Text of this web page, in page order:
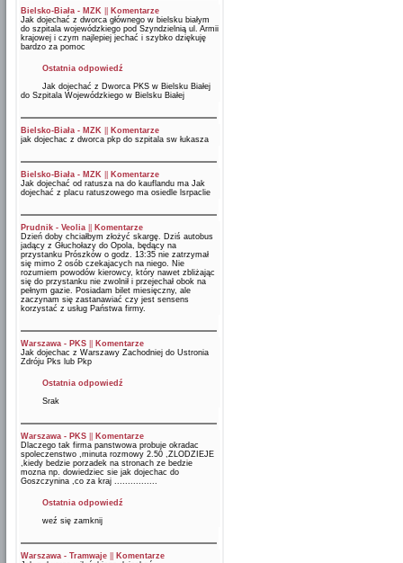
Bielsko-Biała - MZK
Komentarze
Jak dojechać z dworca głównego w bielsku białym
do szpitala wojewódzkiego pod Szyndzielnią ul. Armii
krajowej i czym najlepiej jechać i szybko dziękuję
bardzo za pomoc
Ostatnia odpowiedź
Jak dojechać z Dworca PKS w Bielsku Białej
do Szpitala Wojewódzkiego w Bielsku Białej
Bielsko-Biała - MZK
Komentarze
jak dojechac z dworca pkp do szpitala sw łukasza
Bielsko-Biała - MZK
Komentarze
Jak dojechać od ratusza na do kauflandu ma Jak
dojechać z placu ratuszowego ma osiedle lsrpaclie
Prudnik - Veolia
Komentarze
Dzień doby chciałbym złożyć skargę. Dziś autobus
jadący z Głuchołazy do Opola, będący na
przystanku Prószków o godz. 13:35 nie zatrzymał
się mimo 2 osób czekajacych na niego. Nie
rozumiem powodów kierowcy, który nawet zbliżając
się do przystanku nie zwolnił i przejechał obok na
pełnym gazie. Posiadam bilet miesięczny, ale
zaczynam się zastanawiać czy jest sensens
korzystać z usług Państwa firmy.
Warszawa - PKS
Komentarze
Jak dojechac z Warszawy Zachodniej do Ustronia
Zdróju Pks lub Pkp
Ostatnia odpowiedź
Srak
Warszawa - PKS
Komentarze
Dlaczego tak firma panstwowa probuje okradac
spoleczenstwo ,minuta rozmowy 2.50 ,ZLODZIEJE
,kiedy bedzie porzadek na stronach ze bedzie
mozna np. dowiedziec sie jak dojechac do
Goszczynina ,co za kraj ................
Ostatnia odpowiedź
weź się zamknij
Warszawa - Tramwaje
Komentarze